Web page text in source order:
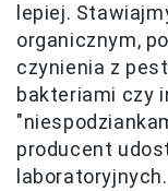
lepiej.
organicznym,
czynienia z
bakteriami czy
producent